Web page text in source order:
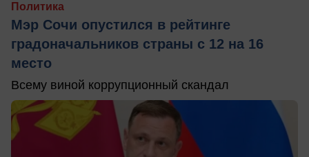
Политика
Мэр Сочи опустился в рейтинге
градоначальников страны с 12 на 16
место
Всему виной коррупционный скандал